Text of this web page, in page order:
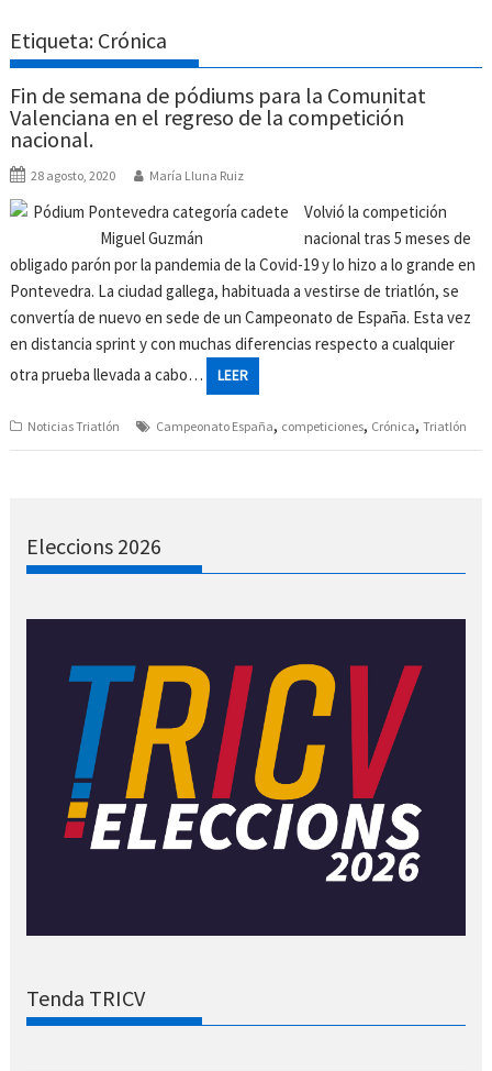
Etiqueta: Crónica
Fin de semana de pódiums para la Comunitat
Valenciana en el regreso de la competición
nacional.
28 agosto, 2020 María Lluna Ruiz
Volvió la competición
nacional tras 5 meses de
obligado parón por la pandemia de la Covid-19 y lo hizo a lo grande en
Pontevedra. La ciudad gallega, habituada a vestirse de triatlón, se
convertía de nuevo en sede de un Campeonato de España. Esta vez
en distancia sprint y con muchas diferencias respecto a cualquier
otra prueba llevada a cabo…
LEER
Noticias Triatlón Campeonato España, competiciones, Crónica,Triatlón
Eleccions 2026
Tenda TRICV